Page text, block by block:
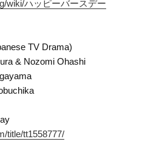
wiki/ハッピーバースデー
TV Drama)
& Nozomi Ohashi
title/tt1558777/